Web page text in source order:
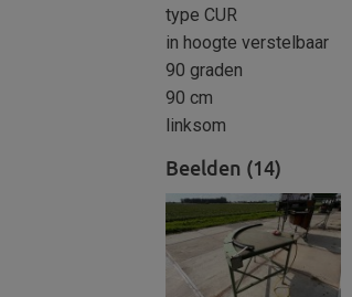
type CUR
in hoogte verstelbaar
90 graden
90 cm
linksom
Beelden (14)